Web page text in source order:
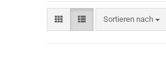
Sortieren nach